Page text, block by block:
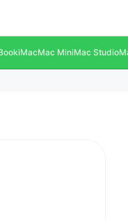
iMacMac MiniMac Studio